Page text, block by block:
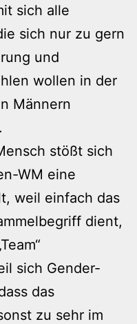
sich alle
sich nur zu gern
und
wollen in der
Männern
stößt sich
WM eine
weil einfach das
dient,
sich Gender-
das
zu sehr im